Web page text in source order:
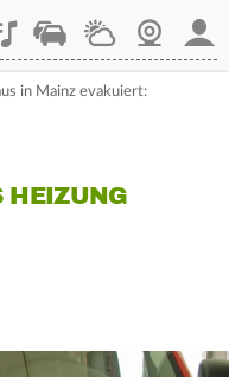
StaupilotWetterWebcam
in Mainz evakuiert:
HEIZUNG